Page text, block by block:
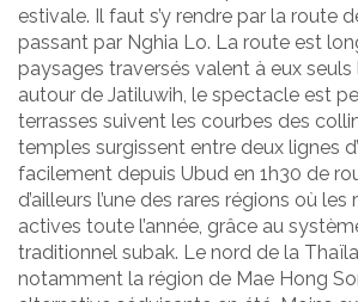
estivale. Il faut s’y rendre par la route
passant par Nghia Lo. La route est
paysages traversés valent à eux seuls
autour de Jatiluwih, le spectacle est
terrasses suivent les courbes des
temples surgissent entre deux lignes
facilement depuis Ubud en 1h30 de
d’ailleurs l’une des rares régions où les
actives toute l’année, grâce au
traditionnel subak. Le nord de la
notamment la région de Mae Hong